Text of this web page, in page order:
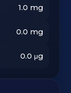
1.0 mg
0.0 mg
0.0 μg